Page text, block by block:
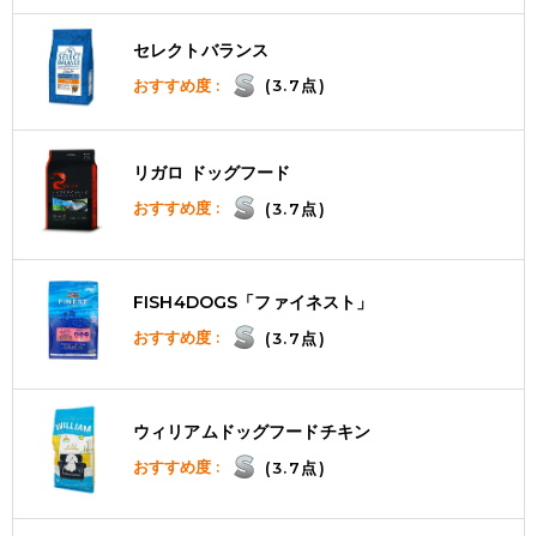
セレクトバランス
おすすめ度 : (3.7点)
リガロ ドッグフード
おすすめ度 : (3.7点)
FISH4DOGS「ファイネスト」
おすすめ度 : (3.7点)
ウィリアムドッグフードチキン
おすすめ度 : (3.7点)